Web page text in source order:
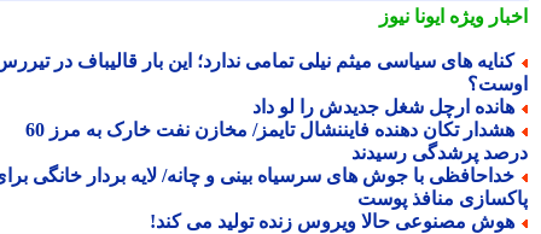
ویژهایونا نیوز
های سیاسی میثم نیلی تمامی ندارد؛ این بار قالیباف در تیررس
ارچل شغل جدیدش را لو داد
هشدار تکان دهنده فایننشال تایمز/ مخازن نفت خارک به مرز 60
پرشدگی رسیدند
با جوش های سرسیاه بینی و چانه/ لایه بردار خانگی برای
منافذ پوست
مصنوعی حالا ویروس زنده تولید می کند!